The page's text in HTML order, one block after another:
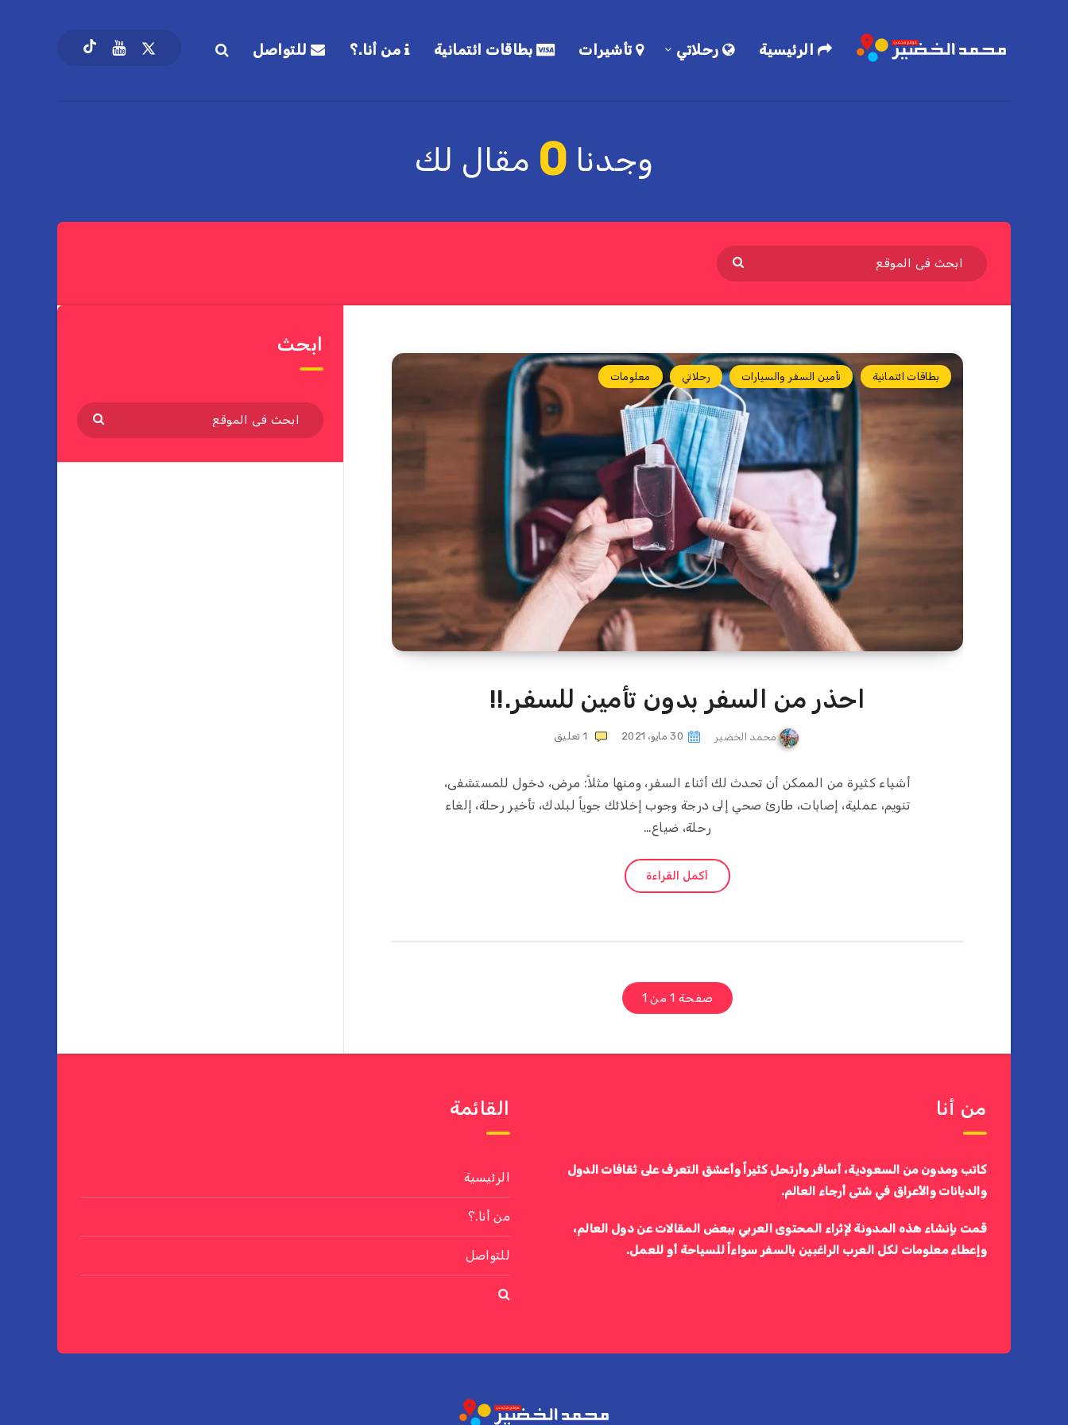
الرئيسية رحلاتي تأشيرات بطاقات ائتمانية من أنا.؟ للتواصل
وجدنا 0 مقال لك
بطاقات ائتمانية تأمين السفر والسيارات رحلاتي معلومات
احذر من السفر بدون تأمين للسفر.!!
محمد الخضير 30 مايو، 2021 1 تعليق
أشياء كثيرة من الممكن أن تحدث لك أثناء السفر، ومنها مثلاً: مرض، دخول للمستشفى،
تنويم، عملية، إصابات، طارئ صحي إلى درجة وجوب إخلائك جوياً لبلدك، تأخير رحلة، إلغاء
رحلة، ضياع…
أكمل القراءة
صفحة 1 من 1
ابحث
من أنا
كاتب ومدون من السعودية، أسافر وأرتحل كثيراً وأعشق التعرف على ثقافات الدول
والديانات والأعراق في شتى أرجاء العالم.
قمت بإنشاء هذه المدونة لإثراء المحتوى العربي ببعض المقالات عن دول العالم،
وإعطاء معلومات لكل العرب الراغبين بالسفر سواءاً للسياحة أو للعمل.
القائمة
الرئيسية
من أنا.؟
للتواصل